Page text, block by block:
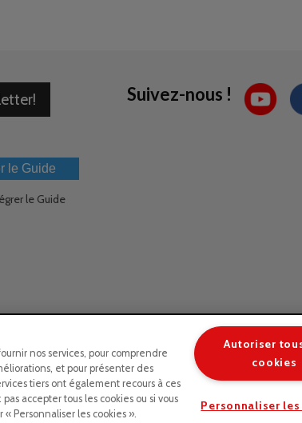
Suivez-nous !
le Guide
le Guide
© 2026 LE GEANT DES BEAUX ARTS
nos services, pour comprendre
et pour présenter des
tiers ont également recours à ces
accepter tous les cookies ou si vous
Personnaliser les cookies ».
Autoriser
cookies
Personnaliser